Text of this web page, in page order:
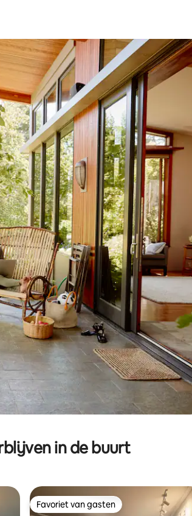
omhoog en omlaag, óf door te tikken of
in de buurt
Favoriet van gasten
Favoriet van gasten